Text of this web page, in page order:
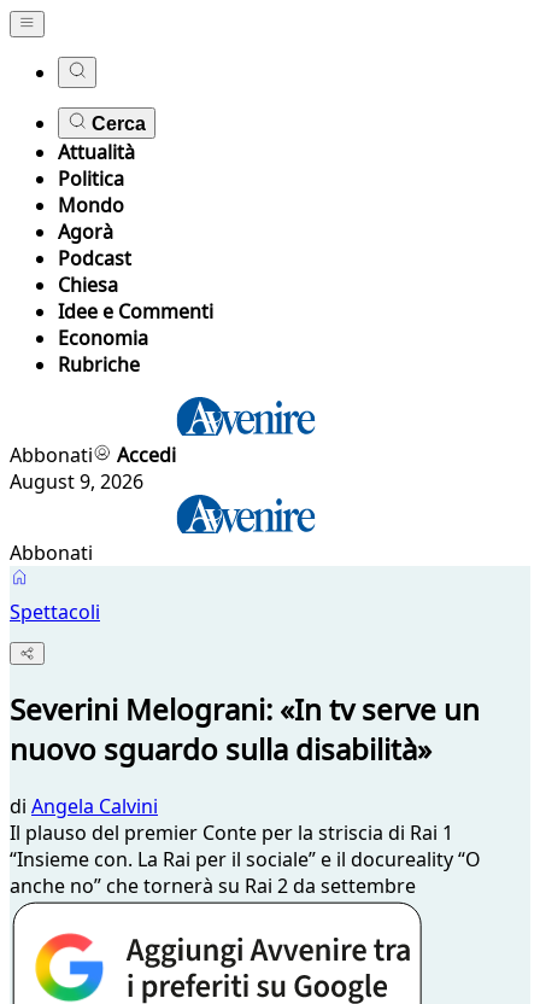
Cerca
Attualità
Politica
Mondo
Agorà
Podcast
Chiesa
Idee e Commenti
Economia
Rubriche
Abbonati
Accedi
August 9, 2026
Abbonati
Spettacoli
Severini Melograni: «In tv serve un
nuovo sguardo sulla disabilità»
di Angela Calvini
Il plauso del premier Conte per la striscia di Rai 1
“Insieme con. La Rai per il sociale” e il docureality “O
anche no” che tornerà su Rai 2 da settembre